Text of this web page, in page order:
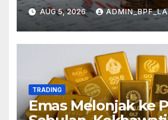
AUG 5, 2026
TRADING
Emas Melonjak ke